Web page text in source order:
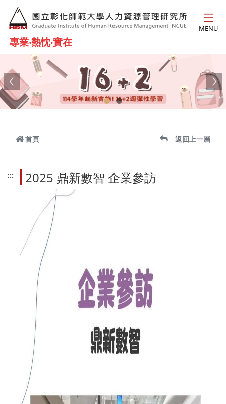
跳到主要內容
專業‧熱忱‧實在
MENU
Previous
首頁 返回上一層
::: 2025 鼎新數智 企業參訪